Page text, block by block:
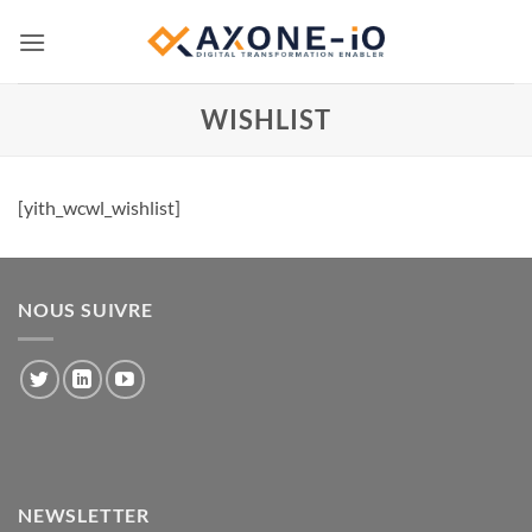
WISHLIST
[yith_wcwl_wishlist]
NOUS SUIVRE
NEWSLETTER